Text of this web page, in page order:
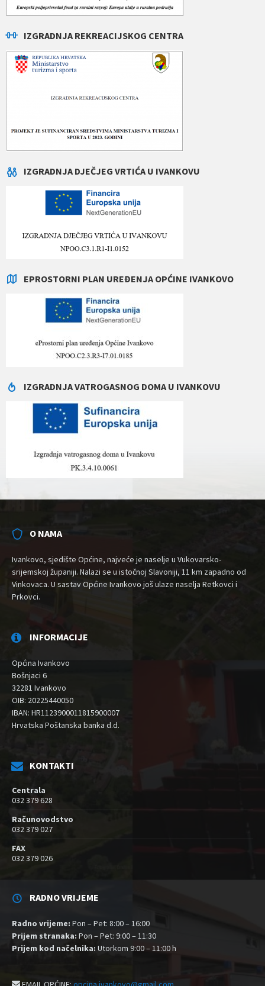
IZGRADNJA REKREACIJSKOG CENTRA
IZGRADNJA DJEČJEG VRTIĆA U IVANKOVU
EPROSTORNI PLAN UREĐENJA OPĆINE IVANKOVO
IZGRADNJA VATROGASNOG DOMA U IVANKOVU
O NAMA
Ivankovo, sjedište Općine, najveće je naselje u Vukovarsko-
srijemskoj županiji. Nalazi se u istočnoj Slavoniji, 11 km zapadno od
Vinkovaca. U sastav Općine Ivankovo još ulaze naselja Retkovci i
Prkovci.
INFORMACIJE
Općina Ivankovo
Bošnjaci 6
32281 Ivankovo
OIB: 20225440050
IBAN: HR1123900011815900007
Hrvatska Poštanska banka d.d.
KONTAKTI
Centrala
032 379 628
Računovodstvo
032 379 027
FAX
032 379 026
RADNO VRIJEME
Radno vrijeme: Pon – Pet: 8:00 – 16:00
Prijem stranaka: Pon – Pet: 9:00 – 11:30
Prijem kod načelnika: Utorkom 9:00 – 11:00 h